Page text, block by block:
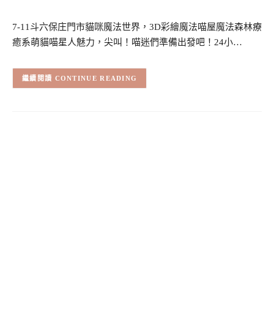
7-11斗六保庄門市貓咪魔法世界，3D彩繪魔法喵屋魔法森林療
癒系萌貓喵星人魅力，尖叫！喵迷們準備出發吧！24小…
CONTINUE READING